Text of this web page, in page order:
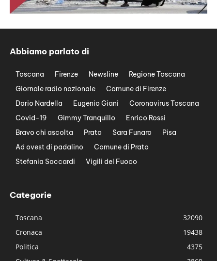
Abbiamo parlato di
Toscana Firenze Newsline
Regione Toscana
Giornale radio nazionale
Comune di Firenze
Dario Nardella
Eugenio Giani
Coronavirus Toscana
Covid-19
Gimmy Tranquillo
Enrico Rossi
Bravo chi ascolta
Prato Sara Funaro
Pisa
Ad ovest di padalino
Comune di Prato
Stefania Saccardi
Vigili del Fuoco
Categorie
Toscana
32090
Cronaca
19438
Politica
4375